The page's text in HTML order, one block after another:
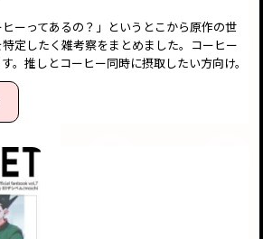
ヒーってあるの？」というとこから原作の世
定したく雑考察をまとめました。コーヒー
。推しとコーヒー同時に摂取したい方向け。